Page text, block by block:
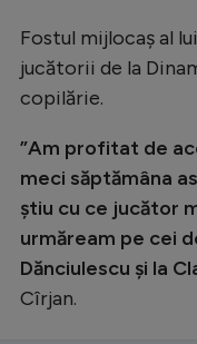
Fostul mijlocaș al
jucătorii de la
copilărie.
”Am profitat de
meci săptămâna
știu cu ce jucător
urmăream pe cei
Dănciulescu și la
Cîrjan.